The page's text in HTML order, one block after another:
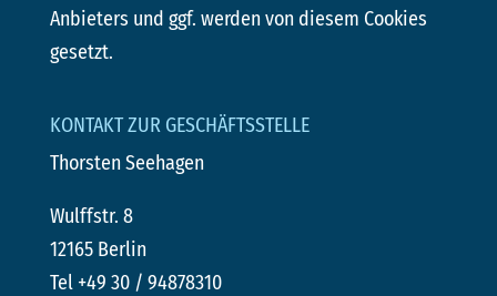
Anbieters und ggf. werden von diesem Cookies
gesetzt.
KONTAKT ZUR GESCHÄFTSSTELLE
Thorsten Seehagen
Wulffstr. 8
12165 Berlin
Tel +49 30 / 94878310